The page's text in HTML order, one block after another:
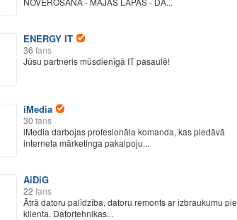
ENERGY IT
36 fans
Jūsu partneris mūsdienīgā IT pasaulē!
iMedia
30 fans
iMedia darbojas profesionāla komanda, kas piedāvā
interneta mārketinga pakalpoju...
AiDiG
22 fans
Ātrā datoru palīdzība, datoru remonts ar izbraukumu pie
klienta. Datortehnikas...